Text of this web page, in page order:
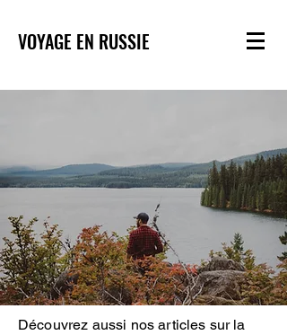
VOYAGE EN RUSSIE
Découvrez aussi nos articles sur la